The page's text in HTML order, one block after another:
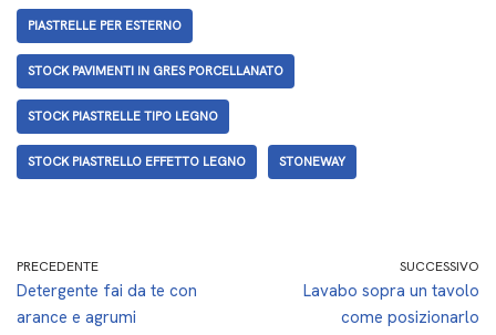
PIASTRELLE PER ESTERNO
STOCK PAVIMENTI IN GRES PORCELLANATO
STOCK PIASTRELLE TIPO LEGNO
STOCK PIASTRELLO EFFETTO LEGNO STONEWAY
PRECEDENTE
Detergente fai da te con
arance e agrumi
SUCCESSIVO
Lavabo sopra un tavolo
come posizionarlo